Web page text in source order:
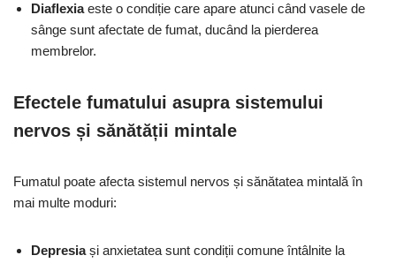
Diaflexiaeste o condiție care apare atunci când vasele de
sânge sunt afectate de fumat, ducând la pierderea
membrelor.
Efectele fumatului asupra sistemului
nervos și sănătății mintale
Fumatul poate afecta sistemul nervos și sănătatea mintală în
mai multe moduri:
Depresiași anxietatea sunt condiții comune întâlnite la